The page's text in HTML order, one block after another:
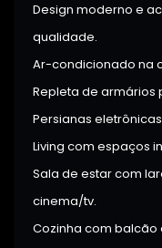
Design moderno e
qualidade.
Ar-condicionado na
Repleta de armários
Persianas
Living com espaços
Sala de estar com
cinema/tv.
Cozinha com balcão